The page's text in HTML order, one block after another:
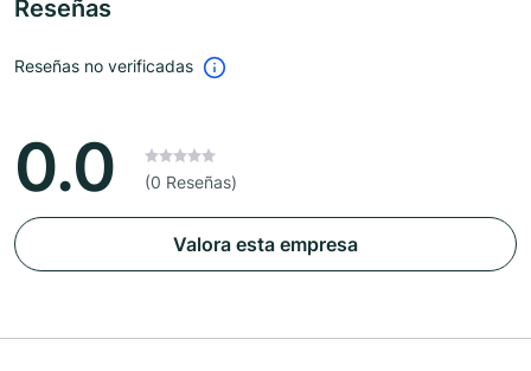
Reseñas
Reseñas no verificadas
0.0 (0 Reseñas)
Valora esta empresa